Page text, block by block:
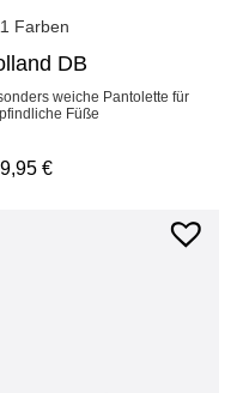
Farben
DB
weiche Pantolette für
Füße
€